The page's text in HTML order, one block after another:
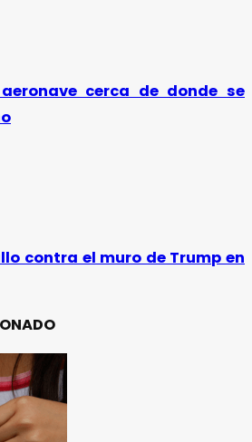
cerca de donde se
contra el muro de Trump en